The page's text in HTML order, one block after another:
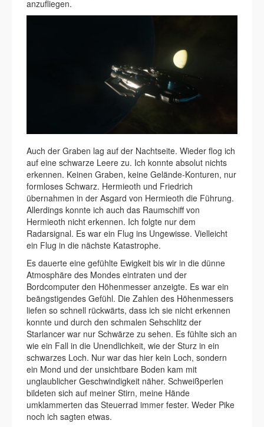
anzufliegen.
Auch der Graben lag auf der Nachtseite. Wieder flog ich
auf eine schwarze Leere zu. Ich konnte absolut nichts
erkennen. Keinen Graben, keine Gelände-Konturen, nur
formloses Schwarz. Hermieoth und Friedrich
übernahmen in der Asgard von Hermieoth die Führung.
Allerdings konnte ich auch das Raumschiff von
Hermieoth nicht erkennen. Ich folgte nur dem
Radarsignal. Es war ein Flug ins Ungewisse. Vielleicht
ein Flug in die nächste Katastrophe.
Es dauerte eine gefühlte Ewigkeit bis wir in die dünne
Atmosphäre des Mondes eintraten und der
Bordcomputer den Höhenmesser anzeigte. Es war ein
beängstigendes Gefühl. Die Zahlen des Höhenmessers
liefen so schnell rückwärts, dass ich sie nicht erkennen
konnte und durch den schmalen Sehschlitz der
Starlancer war nur Schwärze zu sehen. Es fühlte sich an
wie ein Fall in die Unendlichkeit, wie der Sturz in ein
schwarzes Loch. Nur war das hier kein Loch, sondern
ein Mond und der unsichtbare Boden kam mit
unglaublicher Geschwindigkeit näher. Schweißperlen
bildeten sich auf meiner Stirn, meine Hände
umklammerten das Steuerrad immer fester. Weder Pike
noch ich sagten etwas.